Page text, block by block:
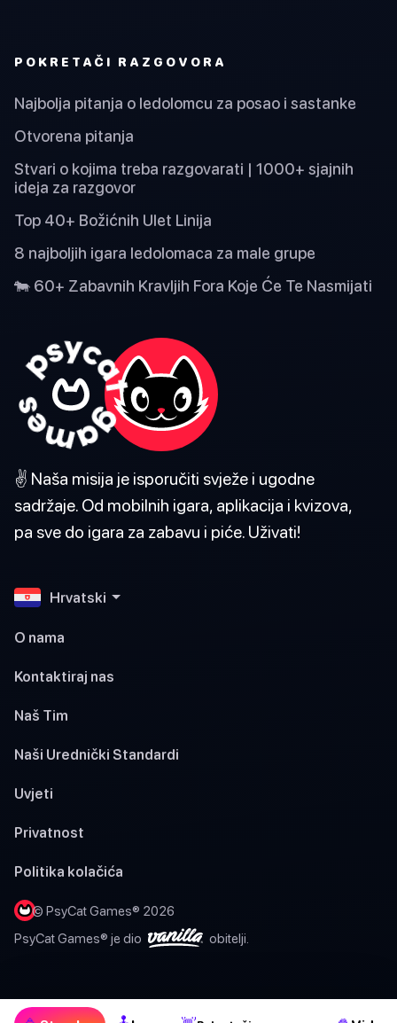
POKRETAČI RAZGOVORA
Najbolja pitanja o ledolomcu za posao i sastanke
Otvorena pitanja
Stvari o kojima treba razgovarati | 1000+ sjajnih
ideja za razgovor
Top 40+ Božićnih Ulet Linija
8 najboljih igara ledolomaca za male grupe
🐄 60+ Zabavnih Kravljih Fora Koje Će Te Nasmijati
✌️ Naša misija je isporučiti svježe i ugodne
sadržaje. Od mobilnih igara, aplikacija i kvizova,
pa sve do igara za zabavu i piće. Uživati!
Hrvatski
O nama
Kontaktiraj nas
Naš Tim
Naši Urednički Standardi
Uvjeti
Privatnost
Politika kolačića
© PsyCat Games® 2026
PsyCat Games® je dio
obitelji.